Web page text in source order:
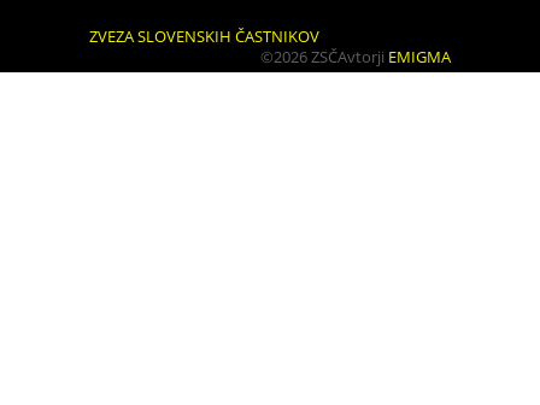
ZVEZA SLOVENSKIH ČASTNIKOV
©2026 ZSČAvtorji EMIGMA